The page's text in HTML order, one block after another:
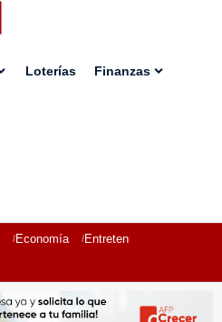
Loterías Finanzas
Economía Entretenimiento